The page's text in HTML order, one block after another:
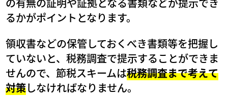
るかがポイントとなります。
領収書などの保管しておくべき書類等を把握し
ていないと、税務調査で提示することができま
せんので、節税スキームは税務調査まで考えて
対策しなければなりません。